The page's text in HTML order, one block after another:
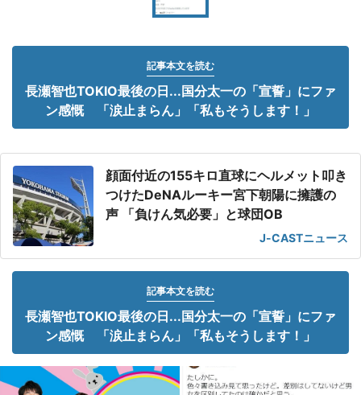
記事本文を読む
長瀬智也TOKIO最後の日...国分太一の「宣誓」にファ
ン感慨 「涙止まらん」「私もそうします！」
顔面付近の155キロ直球にヘルメット叩き
つけたDeNAルーキー宮下朝陽に擁護の
声 「負けん気必要」と球団OB
J-CASTニュース
記事本文を読む
長瀬智也TOKIO最後の日...国分太一の「宣誓」にファ
ン感慨 「涙止まらん」「私もそうします！」